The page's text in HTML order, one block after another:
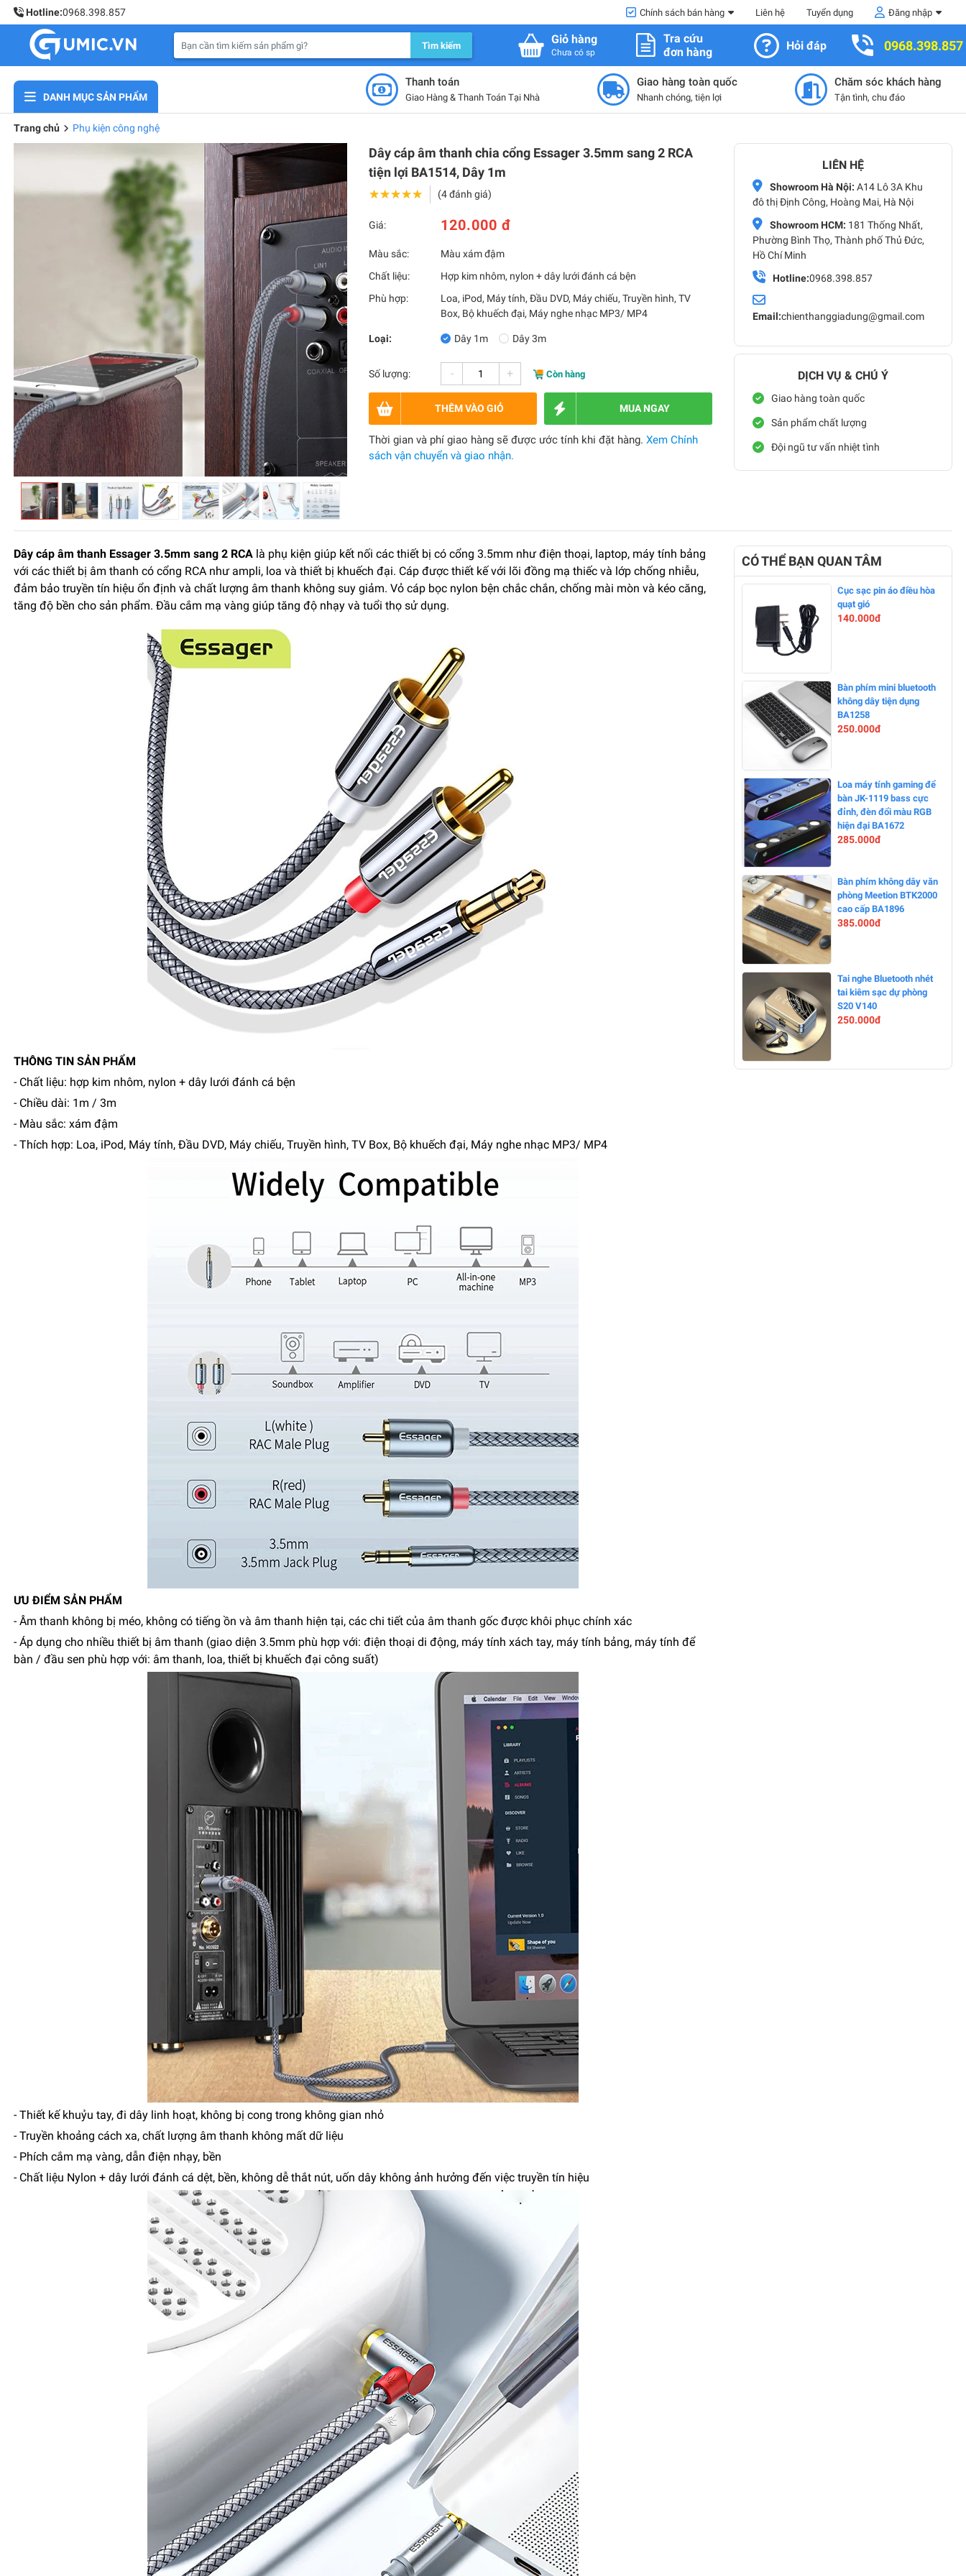
Hotline:0968.398.857 Chính sách bán hàng Liên hệ Tuyển dụng Đăng nhập
Tìm kiếm Giỏ hàng
Chưa có sp
Tra cứu
đơn hàng
Hỏi đáp 0968.398.857
DANH MỤC SẢN PHẨM
Thanh toán
Giao Hàng & Thanh Toán Tại Nhà
Giao hàng toàn quốc
Nhanh chóng, tiện lợi
Chăm sóc khách hàng
Tận tình, chu đáo
Trang chủ Phụ kiện công nghệ
Dây cáp âm thanh chia cổng Essager 3.5mm sang 2 RCA
tiện lợi BA1514, Dây 1m
★★★★★
★★★★★ (4 đánh giá)
Giá: 120.000 đ
Màu sắc:
Màu xám đậm
Chất liệu:
Hợp kim nhôm, nylon + dây lưới đánh cá bện
Phù hợp:
Loa, iPod, Máy tính, Đầu DVD, Máy chiếu, Truyền hình, TV
Box, Bộ khuếch đại, Máy nghe nhạc MP3/ MP4
Loại: Dây 1m Dây 3m
Số lượng: - + Còn hàng
THÊM VÀO GIỎ MUA NGAY
Thời gian và phí giao hàng sẽ được ước tính khi đặt hàng.Xem Chính
sách vận chuyển và giao nhận.
LIÊN HỆ
Showroom Hà Nội: A14 Lô 3A Khu
đô thị Định Công, Hoàng Mai, Hà Nội
Showroom HCM: 181 Thống Nhất,
Phường Bình Thọ, Thành phố Thủ Đức,
Hồ Chí Minh
Hotline:0968.398.857
Email:chienthanggiadung@gmail.com
DỊCH VỤ & CHÚ Ý
Giao hàng toàn quốc
Sản phẩm chất lượng
Đội ngũ tư vấn nhiệt tình
​Dây cáp âm thanh Essager 3.5mm sang 2 RCA là phụ kiện giúp kết nối các thiết bị có cổng 3.5mm như điện thoại, laptop, máy tính bảng
với các thiết bị âm thanh có cổng RCA như ampli, loa và thiết bị khuếch đại. Cáp được thiết kế với lõi đồng mạ thiếc và lớp chống nhiễu,
đảm bảo truyền tín hiệu ổn định và chất lượng âm thanh không suy giảm. Vỏ cáp bọc nylon bện chắc chắn, chống mài mòn và kéo căng,
tăng độ bền cho sản phẩm. Đầu cắm mạ vàng giúp tăng độ nhạy và tuổi thọ sử dụng.
THÔNG TIN SẢN PHẨM
- Chất liệu: hợp kim nhôm, nylon + dây lưới đánh cá bện
- Chiều dài: 1m / 3m
- Màu sắc: xám đậm
- Thích hợp: Loa, iPod, Máy tính, Đầu DVD, Máy chiếu, Truyền hình, TV Box, Bộ khuếch đại, Máy nghe nhạc MP3/ MP4
ƯU ĐIỂM SẢN PHẨM
- Âm thanh không bị méo, không có tiếng ồn và âm thanh hiện tại, các chi tiết của âm thanh gốc được khôi phục chính xác
- Áp dụng cho nhiều thiết bị âm thanh (giao diện 3.5mm phù hợp với: điện thoại di động, máy tính xách tay, máy tính bảng, máy tính để
bàn / đầu sen phù hợp với: âm thanh, loa, thiết bị khuếch đại công suất)
- Thiết kế khuỷu tay, đi dây linh hoạt, không bị cong trong không gian nhỏ
- Truyền khoảng cách xa, chất lượng âm thanh không mất dữ liệu
- Phích cắm mạ vàng, dẫn điện nhạy, bền
- Chất liệu Nylon + dây lưới đánh cá dệt, bền, không dễ thắt nút, uốn dây không ảnh hưởng đến việc truyền tín hiệu
CÓ THỂ BẠN QUAN TÂM
-0%
Cục sạc pin áo điều hòa
quạt gió
140.000đ
-0%
Bàn phím mini bluetooth
không dây tiện dụng
BA1258
250.000đ
-0%
Loa máy tính gaming để
bàn JK-1119 bass cực
đỉnh, đèn đổi màu RGB
hiện đại BA1672
285.000đ
-0%
Bàn phím không dây văn
phòng Meetion BTK2000
cao cấp BA1896
385.000đ
-26%
Tai nghe Bluetooth nhét
tai kiêm sạc dự phòng
S20 V140
250.000đ